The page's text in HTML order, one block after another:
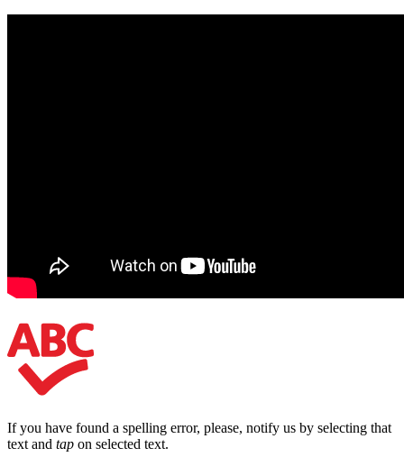
If you have found a spelling error, please, notify us by selecting that
text and tap on selected text.